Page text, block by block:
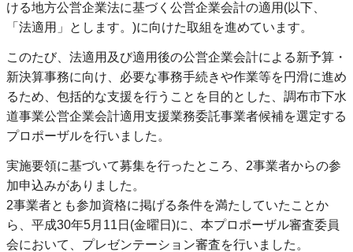
ける地方公営企業法に基づく公営企業会計の適用(以下、
「法適用」とします。)に向けた取組を進めています。
このたび、法適用及び適用後の公営企業会計による新予算・
新決算事務に向け、必要な事務手続きや作業等を円滑に進め
るため、包括的な支援を行うことを目的とした、調布市下水
道事業公営企業会計適用支援業務委託事業者候補を選定する
プロポーザルを行いました。
実施要領に基づいて募集を行ったところ、2事業者からの参
加申込みがありました。
2事業者とも参加資格に掲げる条件を満たしていたことか
ら、平成30年5月11日(金曜日)に、本プロポーザル審査委員
会において、プレゼンテーション審査を行いました。